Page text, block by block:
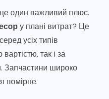
один важливий плюс.
у плані витрат? Це
усіх типів
так і за
Запчастини широко
помірне.